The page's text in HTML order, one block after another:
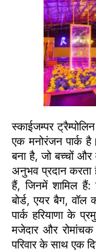
स्काईजम्पर
एक मनोरंजन पार्क
बना है, जो बच्चों
अनुभव प्रदान करता
हैं, जिनमें शामिल हैं:
बोर्ड, एयर बैग, वॉल
पार्क हरियाणा के
मजेदार और
परिवार के साथ एक